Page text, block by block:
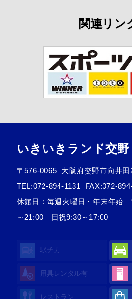
関連リン
いきいきランド交野
〒576-0065
大阪府交野市向井田
TEL:072-894-1181
FAX:072-
休館日：毎週火曜日・年末年始
～21:00 日祝9:30～17:00
駅チカ
用具レンタル有
レストラン